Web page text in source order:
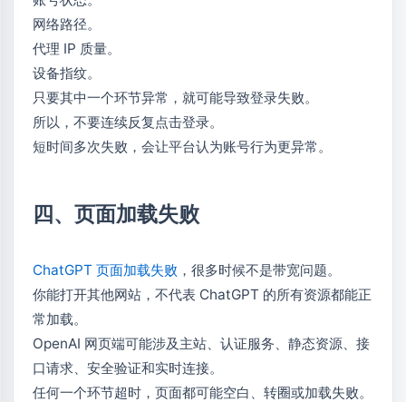
网络路径。
代理 IP 质量。
设备指纹。
只要其中一个环节异常，就可能导致登录失败。
所以，不要连续反复点击登录。
短时间多次失败，会让平台认为账号行为更异常。
四、页面加载失败
ChatGPT 页面加载失败 ，很多时候不是带宽问题。
你能打开其他网站，不代表 ChatGPT 的所有资源都能正
常加载。
OpenAI 网页端可能涉及主站、认证服务、静态资源、接
口请求、安全验证和实时连接。
任何一个环节超时，页面都可能空白、转圈或加载失败。